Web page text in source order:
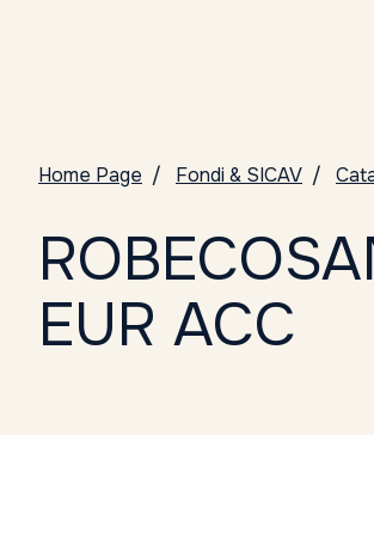
Home Page Fondi & SICAV
EUR ACC